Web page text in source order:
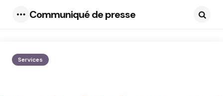
Communiqué de presse
Services